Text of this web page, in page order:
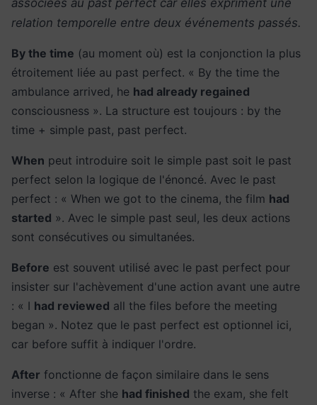
associées au past perfect car elles expriment une
relation temporelle entre deux événements passés.
By the time (au moment où) est la conjonction la plus
étroitement liée au past perfect. « By the time the
ambulance arrived, he had already regained
consciousness ». La structure est toujours : by the
time + simple past, past perfect.
When peut introduire soit le simple past soit le past
perfect selon la logique de l'énoncé. Avec le past
perfect : « When we got to the cinema, the film had
started ». Avec le simple past seul, les deux actions
sont consécutives ou simultanées.
Before est souvent utilisé avec le past perfect pour
insister sur l'achèvement d'une action avant une autre
: « I had reviewed all the files before the meeting
began ». Notez que le past perfect est optionnel ici,
car before suffit à indiquer l'ordre.
After fonctionne de façon similaire dans le sens
inverse : « After she had finished the exam, she felt